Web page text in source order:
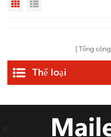
Grid View
Tổng cộng
Thể loại